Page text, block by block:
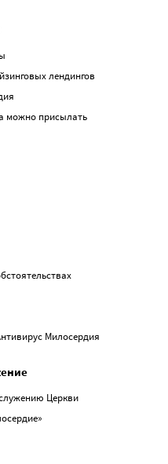
лендингов
можно присылать
Милосердия
Церкви